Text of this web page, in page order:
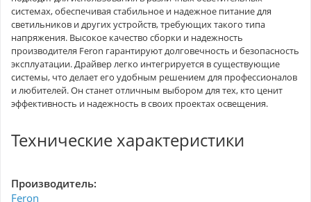
системах, обеспечивая стабильное и надежное питание для
светильников и других устройств, требующих такого типа
напряжения. Высокое качество сборки и надежность
производителя Feron гарантируют долговечность и безопасность
эксплуатации. Драйвер легко интегрируется в существующие
системы, что делает его удобным решением для профессионалов
и любителей. Он станет отличным выбором для тех, кто ценит
эффективность и надежность в своих проектах освещения.
Технические характеристики
Производитель:
Feron